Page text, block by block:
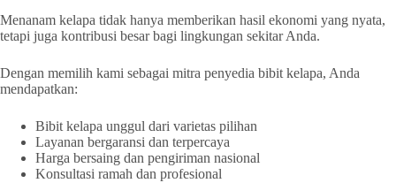
Menanam kelapa tidak hanya memberikan hasil ekonomi yang nyata,
tetapi juga kontribusi besar bagi lingkungan sekitar Anda.
Dengan memilih kami sebagai mitra penyedia bibit kelapa, Anda
mendapatkan:
Bibit kelapa unggul dari varietas pilihan
Layanan bergaransi dan terpercaya
Harga bersaing dan pengiriman nasional
Konsultasi ramah dan profesional